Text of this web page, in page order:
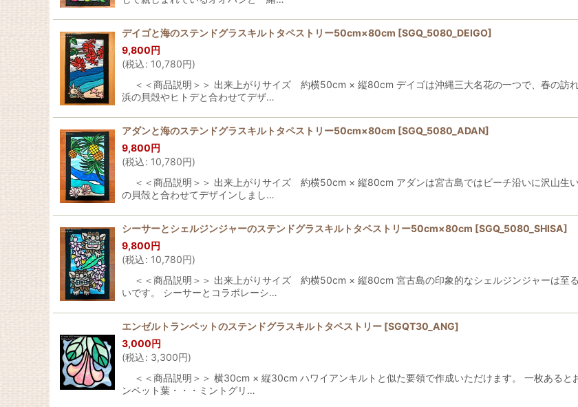
デイゴと海のステンドグラスキルトタペストリー50cm×80cm [SGQ_5080_DEIGO]
9,800円
(税込: 10,780円)
＜＜商品説明＞＞ 出来上がりサイズ 約横50cm × 縦80cm デイゴは沖縄三大名花の一つで、春の訪
浜の貝殻やヒトデと合わせてデザ…
アダンと海のステンドグラスキルトタペストリー50cm×80cm [SGQ_5080_ADAN]
9,800円
(税込: 10,780円)
＜＜商品説明＞＞ 出来上がりサイズ 約横50cm × 縦80cm アダンは宮古島ではビーチ沿いに沢山生
の貝殻と合わせてデザインしまし…
シーサーとシェルジンジャーのステンドグラスキルトタペストリー50cm×80cm [SGQ_5080_SHISA]
9,800円
(税込: 10,780円)
＜＜商品説明＞＞ 出来上がりサイズ 約横50cm × 縦80cm 宮古島の印象的なシェルジンジャーは至
いです。 シーサーとコラボレーシ…
エンゼルトランペットのステンドグラスキルトタペストリー [SGQT30_ANG]
3,000円
(税込: 3,300円)
＜＜商品説明＞＞ 横30cm × 縦30cm ハワイアンキルトと似た要領で作成いただけます。 一枚あると
ンペット葉・・・ミントグリ…